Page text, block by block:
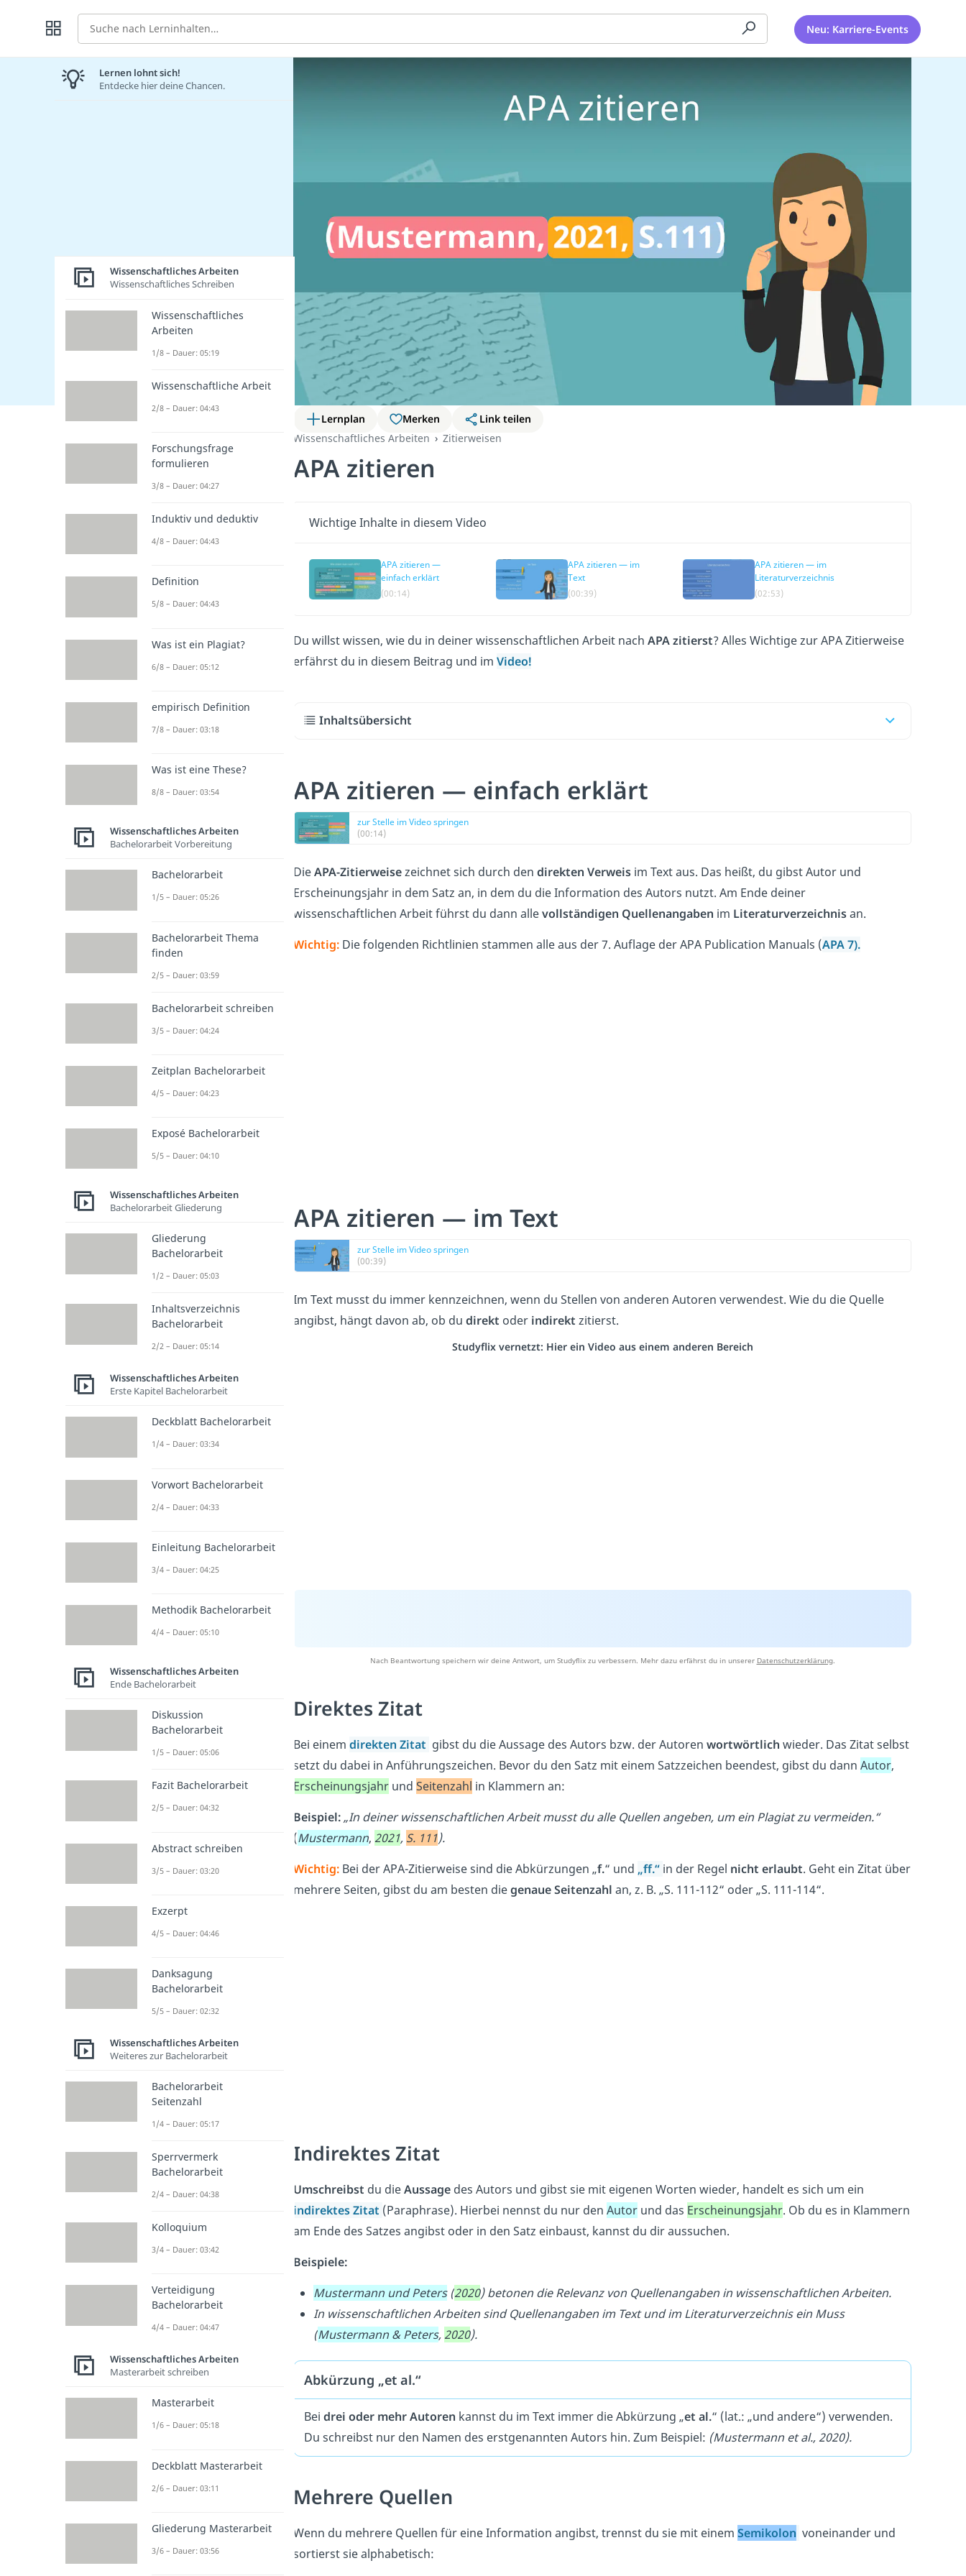
Suche Neu: Karriere-Events
Lernplan Merken
Link teilen
Wissenschaftliches Arbeiten
Zitierweisen
APA zitieren
Wichtige Inhalte in diesem Video
APA zitieren —
einfach erklärt
(00:14)
APA zitieren — im
Text
(00:39)
APA zitieren — im
Literaturverzeichnis
(02:53)
Du willst wissen, wie du in deiner wissenschaftlichen Arbeit nach APA zitierst? Alles Wichtige zur APA Zitierweise
erfährst du in diesem Beitrag und im Video!
Inhaltsübersicht
APA zitieren — einfach erklärt
zur Stelle im Video springen
(00:14)
DieAPA-Zitierweisezeichnet sich durch den direkten Verweis im Text aus. Das heißt, du gibst Autor und
Erscheinungsjahr in dem Satz an, in dem du die Information des Autors nutzt. Am Ende deiner
wissenschaftlichen Arbeit führst du dann allevollständigen Quellenangaben im Literaturverzeichnisan.
Wichtig: Die folgenden Richtlinien stammen alle aus der 7. Auflage der APA Publication Manuals (APA 7).
APA zitieren — im Text
zur Stelle im Video springen
(00:39)
Im Text musst du immer kennzeichnen, wenn du Stellen von anderen Autoren verwendest. Wie du die Quelle
angibst, hängt davon ab, ob du direkt oder indirekt zitierst.
Studyflix vernetzt: Hier ein Video aus einem anderen Bereich
Nach Beantwortung speichern wir deine Antwort, um Studyflix zu verbessern. Mehr dazu erfährst du in unserer Datenschutzerklärung.
Direktes Zitat
Bei einem direkten Zitat gibst du die Aussage des Autors bzw. der Autoren wortwörtlich wieder. Das Zitat selbst
setzt du dabei in Anführungszeichen. Bevor du den Satz mit einem Satzzeichen beendest, gibst du dann Autor,
Erscheinungsjahr und Seitenzahl in Klammern an:
Beispiel:„In deiner wissenschaftlichen Arbeit musst du alle Quellen angeben, um ein Plagiat zu vermeiden.“
(Mustermann, 2021, S. 111).
Wichtig: Bei der APA-Zitierweise sind die Abkürzungen „f.“ und „ff.“ in der Regel nicht erlaubt. Geht ein Zitat über
mehrere Seiten, gibst du am besten diegenaue Seitenzahl an, z. B. „S. 111-112“ oder „S. 111-114“.
Indirektes Zitat
Umschreibst du dieAussage des Autors und gibst sie mit eigenen Worten wieder, handelt es sich um ein
indirektes Zitat (Paraphrase). Hierbei nennst du nur den Autor und das Erscheinungsjahr. Ob du es in Klammern
am Ende des Satzes angibst oder in den Satz einbaust, kannst du dir aussuchen.
Beispiele:
Mustermann und Peters(2020) betonen die Relevanz von Quellenangaben in wissenschaftlichen Arbeiten.
In wissenschaftlichen Arbeiten sind Quellenangaben im Text und im Literaturverzeichnis ein Muss
(Mustermann & Peters, 2020).
Abkürzung „et al.“
Bei drei oder mehr Autoren kannst du im Text immer die Abkürzung „et al.“ (lat.: „und andere“) verwenden.
Du schreibst nur den Namen des erstgenannten Autors hin. Zum Beispiel: (Mustermann et al., 2020).
Mehrere Quellen
Wenn du mehrere Quellen für eine Information angibst, trennst du sie mit einem Semikolon voneinander und
sortierst sie alphabetisch:
Lernen lohnt sich!
Entdecke hier deine Chancen.
Wissenschaftliches Arbeiten
Wissenschaftliches Schreiben
Wissenschaftliches
Arbeiten
1/8 – Dauer: 05:19
Wissenschaftliche Arbeit
2/8 – Dauer: 04:43
Forschungsfrage
formulieren
3/8 – Dauer: 04:27
Induktiv und deduktiv
4/8 – Dauer: 04:43
Definition
5/8 – Dauer: 04:43
Was ist ein Plagiat?
6/8 – Dauer: 05:12
empirisch Definition
7/8 – Dauer: 03:18
Was ist eine These?
8/8 – Dauer: 03:54
Wissenschaftliches Arbeiten
Bachelorarbeit Vorbereitung
Bachelorarbeit
1/5 – Dauer: 05:26
Bachelorarbeit Thema
finden
2/5 – Dauer: 03:59
Bachelorarbeit schreiben
3/5 – Dauer: 04:24
Zeitplan Bachelorarbeit
4/5 – Dauer: 04:23
Exposé Bachelorarbeit
5/5 – Dauer: 04:10
Wissenschaftliches Arbeiten
Bachelorarbeit Gliederung
Gliederung
Bachelorarbeit
1/2 – Dauer: 05:03
Inhaltsverzeichnis
Bachelorarbeit
2/2 – Dauer: 05:14
Wissenschaftliches Arbeiten
Erste Kapitel Bachelorarbeit
Deckblatt Bachelorarbeit
1/4 – Dauer: 03:34
Vorwort Bachelorarbeit
2/4 – Dauer: 04:33
Einleitung Bachelorarbeit
3/4 – Dauer: 04:25
Methodik Bachelorarbeit
4/4 – Dauer: 05:10
Wissenschaftliches Arbeiten
Ende Bachelorarbeit
Diskussion
Bachelorarbeit
1/5 – Dauer: 05:06
Fazit Bachelorarbeit
2/5 – Dauer: 04:32
Abstract schreiben
3/5 – Dauer: 03:20
Exzerpt
4/5 – Dauer: 04:46
Danksagung
Bachelorarbeit
5/5 – Dauer: 02:32
Wissenschaftliches Arbeiten
Weiteres zur Bachelorarbeit
Bachelorarbeit
Seitenzahl
1/4 – Dauer: 05:17
Sperrvermerk
Bachelorarbeit
2/4 – Dauer: 04:38
Kolloquium
3/4 – Dauer: 03:42
Verteidigung
Bachelorarbeit
4/4 – Dauer: 04:47
Wissenschaftliches Arbeiten
Masterarbeit schreiben
Masterarbeit
1/6 – Dauer: 05:18
Deckblatt Masterarbeit
2/6 – Dauer: 03:11
Gliederung Masterarbeit
3/6 – Dauer: 03:56